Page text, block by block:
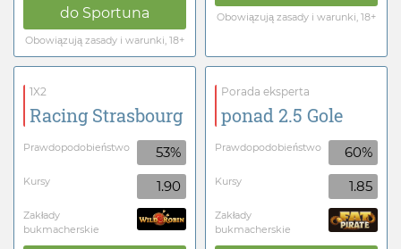
do Sportuna
Obowiązują zasady i warunki, 18+
Obowiązują zasady i warunki, 18+
1X2
Racing Strasbourg
Prawdopodobieństwo 53%
Kursy 1.90
Zakłady
bukmacherskie
Porada eksperta
ponad 2.5 Gole
Prawdopodobieństwo 60%
Kursy 1.85
Zakłady
bukmacherskie